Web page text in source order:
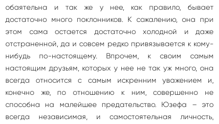
обаятельна и так же у нее, как правило, бывает
достаточно много поклонников. К сожалению, она при
этом сама остается достаточно холодной и даже
отстраненной, да и совсем редко привязывается к кому-
нибудь по-настоящему. Впрочем, к своим самым
настоящим друзьям, которых у нее не так уж много, она
всегда относится с самым искренним уважением и,
конечно же, по отношению к ним, совершенно не
способна на малейшее предательство. Юзефа – это
всегда независимая, и самостоятельная личность,